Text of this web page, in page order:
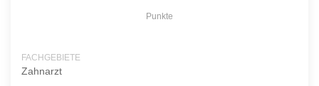
Punkte
FACHGEBIETE
Zahnarzt